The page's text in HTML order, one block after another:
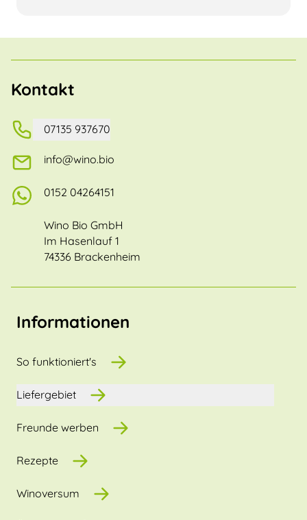
Kontakt
07135 937670
info@wino.bio
0152 04264151
Wino Bio GmbH
Im Hasenlauf 1
74336 Brackenheim
Informationen
So funktioniert's
Liefergebiet
Freunde werben
Rezepte
Winoversum